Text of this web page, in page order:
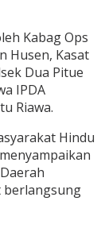
Kabag Ops
Husen, Kasat
Dua Pitue
IPDA
Riawa.
Hindu
berlangsung